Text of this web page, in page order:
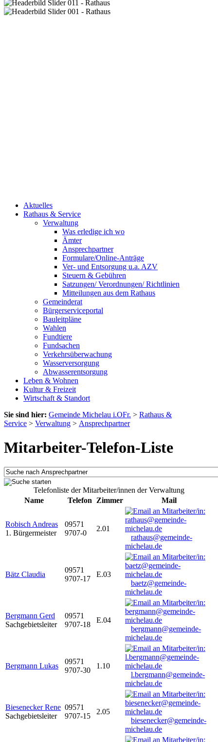
Aktuelles
Rathaus & Service
Verwaltung
Was erledige ich wo
Ämter
Ansprechpartner
Formulare/Online-Anträge
Ver- und Entsorgung u.a. AZV
Steuern & Gebühren
Satzungen/ Verordnungen/ Richtlinien
Mitteilungen aus dem Rathaus
Gemeinderat
Bürgerserviceportal
Bauleitpläne
Wahlen
Fundtiere
Fundsachen
Verkehrsüberwachung
Wasserversorgung
Abwasserentsorgung
Leben & Wohnen
Kultur & Freizeit
Wirtschaft & Standort
Sie sind hier: Gemeinde Michelau i.OFr. > Rathaus &
Service > Verwaltung > Ansprechpartner
Mitarbeiter-Telefon-Liste
Telefonliste der Mitarbeiter/innen der Verwaltung
Name
Telefon Zimmer Mail
Robisch Andreas
1. Bürgermeister
09571
9707-0
2.01
rathaus@gemeinde-
michelau.de
Bätz Claudia
09571
9707-17
E.03
baetz@gemeinde-
michelau.de
Bergmann Gerd
Sachgebietsleiter
09571
9707-18
E.04
bergmann@gemeinde-
michelau.de
Bergmann Lukas
09571
9707-30
1.10
l.bergmann@gemeinde-
michelau.de
Biesenecker Rene
Sachgebietsleiter
09571
9707-15
2.05
biesenecker@gemeinde-
michelau.de